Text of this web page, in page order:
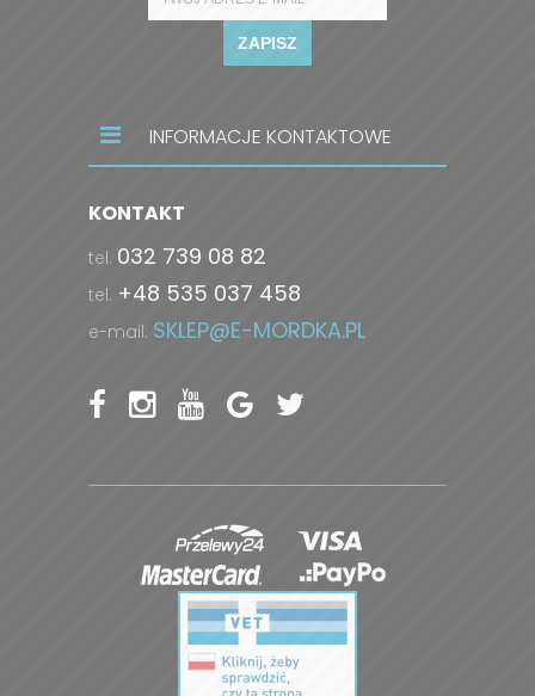
ZAPISZ
INFORMACJE KONTAKTOWE
KONTAKT
tel. 032 739 08 82
tel. +48 535 037 458
e-mail: SKLEP@E-MORDKA.PL